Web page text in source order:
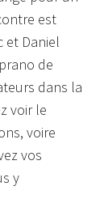
est
et Daniel
de
dans la
voir le
voire
vos
y